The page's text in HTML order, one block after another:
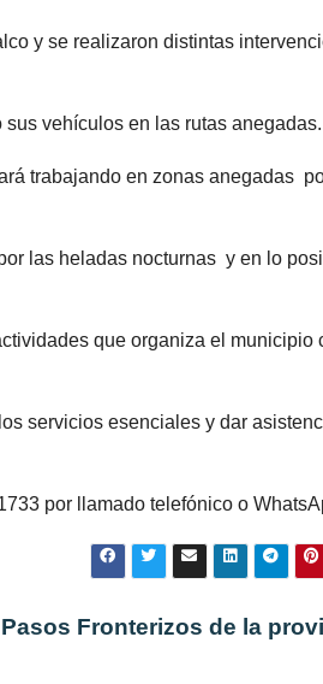
y se realizaron distintas
vehículos en las rutas anegadas.
trabajando en zonas anegadas
las heladas nocturnas y en lo
que organiza el municipio
servicios esenciales y dar
por llamado telefónico o
Fronterizos de la